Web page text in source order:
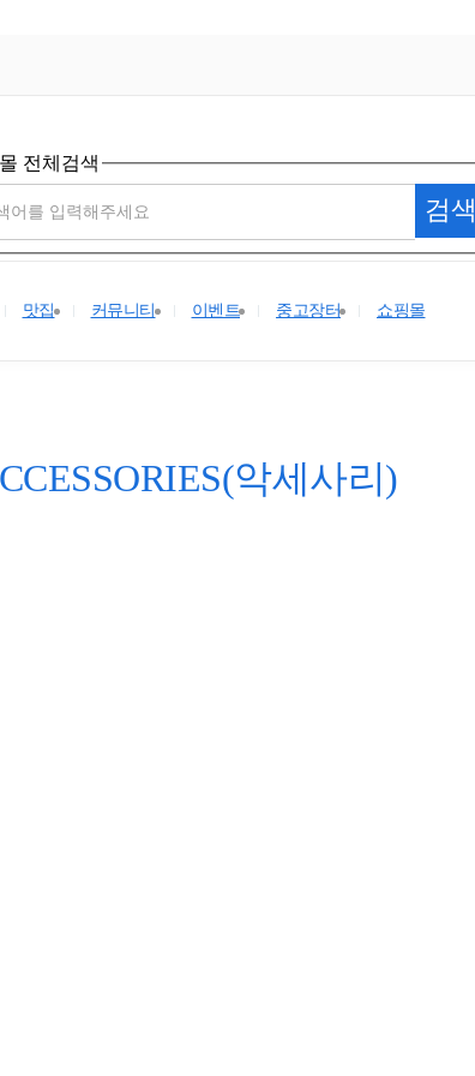
전체검색
검색
맛집 커뮤니티 이벤트 중고장터 쇼핑몰
악세사리)